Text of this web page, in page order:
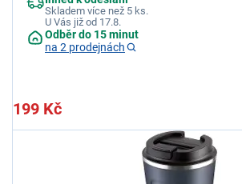
Skladem více než 5 ks.
U Vás již od 17.8.
Odběr do 15 minut
na 2 prodejnách
199 Kč